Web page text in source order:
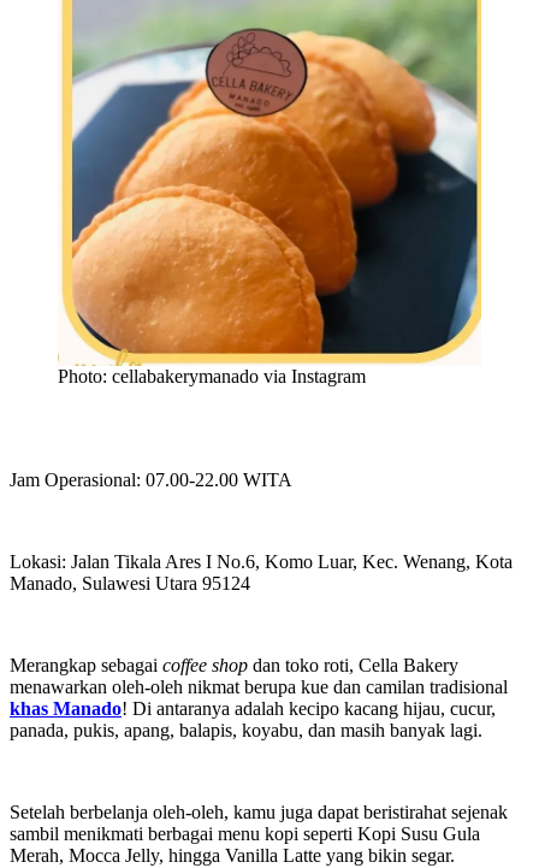
Photo: cellabakerymanado via Instagram
Jam Operasional: 07.00-22.00 WITA
Lokasi: Jalan Tikala Ares I No.6, Komo Luar, Kec. Wenang, Kota
Manado, Sulawesi Utara 95124
Merangkap sebagai coffee shop dan toko roti, Cella Bakery
menawarkan oleh-oleh nikmat berupa kue dan camilan tradisional
khas Manado! Di antaranya adalah kecipo kacang hijau, cucur,
panada, pukis, apang, balapis, koyabu, dan masih banyak lagi.
Setelah berbelanja oleh-oleh, kamu juga dapat beristirahat sejenak
sambil menikmati berbagai menu kopi seperti Kopi Susu Gula
Merah, Mocca Jelly, hingga Vanilla Latte yang bikin segar.